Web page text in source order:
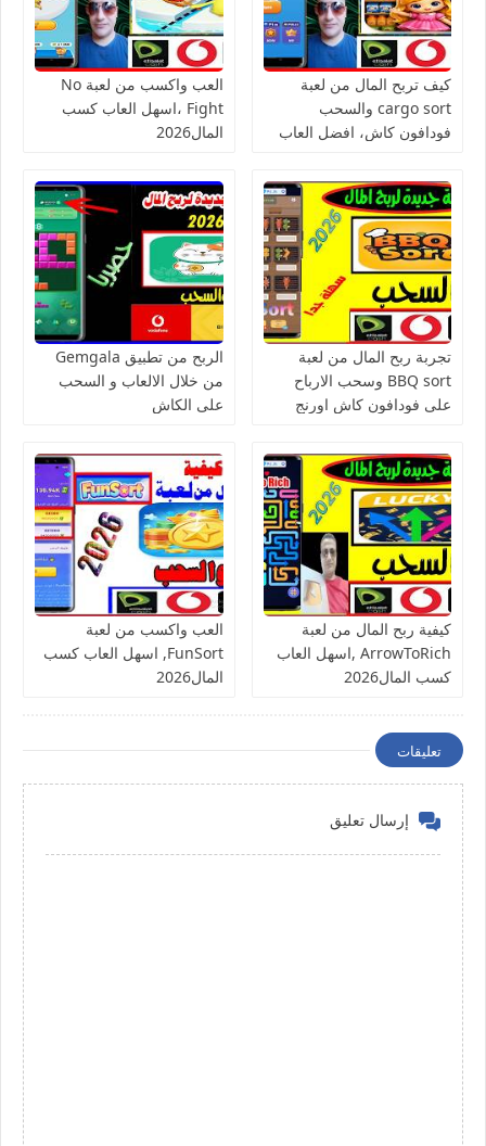
كيف تربح المال من لعبة
cargo sort والسحب
فودافون كاش، افضل العاب
العب واكسب من لعبة No
Fight ،اسهل العاب كسب
المال2026
تجربة ربح المال من لعبة
BBQ sort وسحب الارباح
على فودافون كاش اورنج
الربح من تطبيق Gemgala
من خلال الالعاب و السحب
على الكاش
كيفية ربح المال من لعبة
ArrowToRich ,اسهل العاب
كسب المال2026
العب واكسب من لعبة
FunSort, اسهل العاب كسب
المال2026
تعليقات
إرسال تعليق